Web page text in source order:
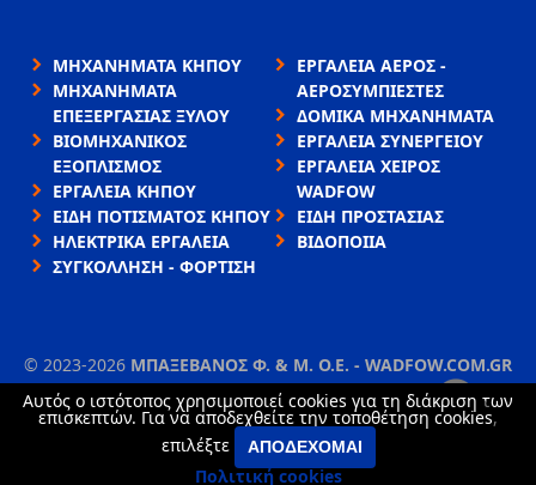
ΜΗΧΑΝΗΜΑΤΑ ΚΗΠΟΥ
ΜΗΧΑΝΗΜΑΤΑ
ΕΠΕΞΕΡΓΑΣΙΑΣ ΞΥΛΟΥ
ΒΙΟΜΗΧΑΝΙΚΟΣ
ΕΞΟΠΛΙΣΜΟΣ
ΕΡΓΑΛΕΙΑ ΚΗΠΟΥ
ΕΙΔΗ ΠΟΤΙΣΜΑΤΟΣ ΚΗΠΟΥ
ΗΛΕΚΤΡΙΚΑ ΕΡΓΑΛΕΙΑ
ΣΥΓΚΟΛΛΗΣΗ - ΦΟΡΤΙΣΗ
ΕΡΓΑΛΕΙΑ ΑΕΡΟΣ -
ΑΕΡΟΣΥΜΠΙΕΣΤΕΣ
ΔΟΜΙΚΑ ΜΗΧΑΝΗΜΑΤΑ
ΕΡΓΑΛΕΙΑ ΣΥΝΕΡΓΕΙΟΥ
ΕΡΓΑΛΕΙΑ ΧΕΙΡΟΣ
WADFOW
ΕΙΔΗ ΠΡΟΣΤΑΣΙΑΣ
ΒΙΔΟΠΟΙΙΑ
© 2023-2026 ΜΠΑΞΕΒΑΝΟΣ Φ. & Μ. Ο.Ε. - WADFOW.COM.GR
ΌΡΟΙ ΧΡΉΣΗΣ•ΠΟΛΙΤΙΚΉ ΑΠΟΡΡΉΤΟΥ•ΧΡΉΣΗ COOKIES
TORUS website ×
Αυτός ο ιστότοπος χρησιμοποιεί cookies για τη διάκριση των
επισκεπτών. Για να αποδεχθείτε την τοποθέτηση cookies,
επιλέξτε
ΑΠΟΔΈΧΟΜΑΙ
Πολιτική cookies